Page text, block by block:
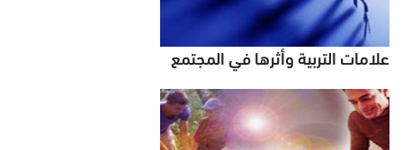
علامات التربية وأثرها في المجتمع